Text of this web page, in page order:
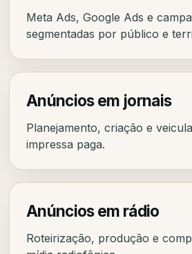
Meta Ads, Google Ads e
segmentadas por público e
Anúncios em jornais
Planejamento, criação e
impressa paga.
Anúncios em rádio
Roteirização, produção e